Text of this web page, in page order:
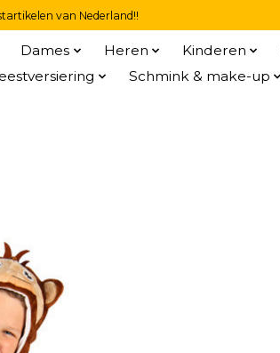
van Nederland!!
Dames Heren Kinderen
Schmink & make-up